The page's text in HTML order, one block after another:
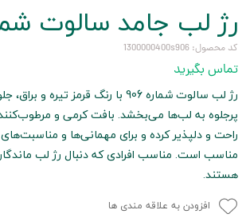
رژ لب جامد سالوت شماره
کد محصول: 1300000400s906
تماس بگیرید
رژ لب سالوت شماره 906 با رنگ قرمز تیره
پرجلوه به لب‌ها می‌بخشد. بافت کرمی و
راحت و دلپذیر کرده و برای مهمانی‌ها و
مناسب است. مناسب افرادی که دنبال رژ لب
هستند.
افزودن به علاقه مندی ها